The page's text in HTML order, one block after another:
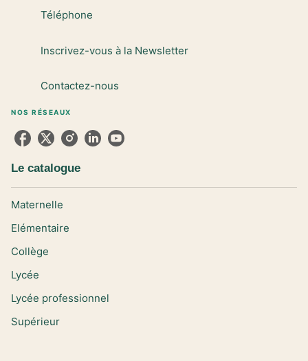
Téléphone
Inscrivez-vous à la Newsletter
Contactez-nous
NOS RÉSEAUX
Le catalogue
Maternelle
Elémentaire
Collège
Lycée
Lycée professionnel
Supérieur